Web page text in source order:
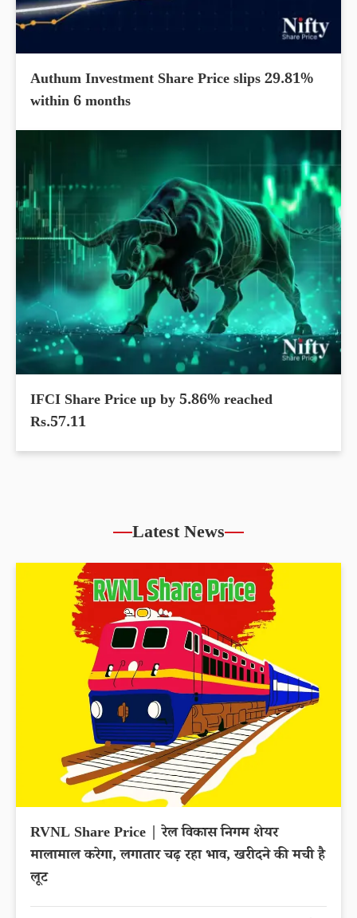
Authum Investment Share Price slips 29.81%
within 6 months
IFCI Share Price up by 5.86% reached
Rs.57.11
Latest News
RVNL Share Price | रेल विकास निगम शेयर
मालामाल करेगा, लगातार चढ़ रहा भाव, खरीदने की मची है
लूट